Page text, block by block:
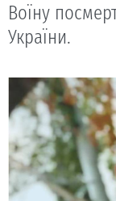
Воїну
України.